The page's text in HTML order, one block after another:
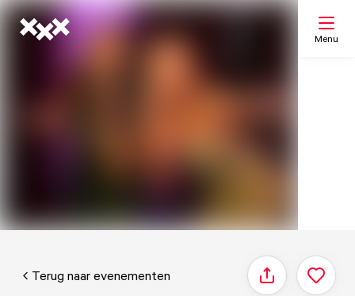
Menu
Terug naar evenementen Delen